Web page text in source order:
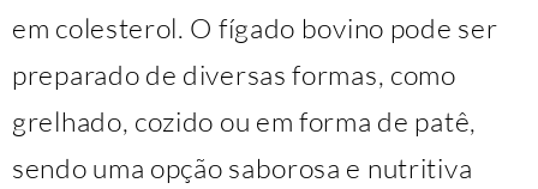
em colesterol. O fígado bovino pode ser
preparado de diversas formas, como
grelhado, cozido ou em forma de patê,
sendo uma opção saborosa e nutritiva